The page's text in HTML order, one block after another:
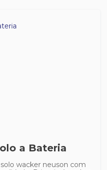
a Bateria
wacker neuson com